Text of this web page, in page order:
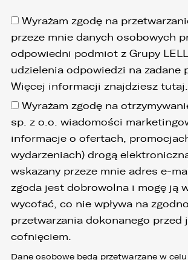
Wyrażam zgodę na
przeze mnie danych osobowych
odpowiedni podmiot z Grupy
udzielenia odpowiedzi na zadane
Więcej informacji znajdziesz tutaj.
Wyrażam zgodę na
sp. z o.o. wiadomości
informacje o ofertach,
wydarzeniach) drogą
wskazany przeze mnie adres e-
zgoda jest dobrowolna i mogę ją
wycofać, co nie wpływa na
przetwarzania dokonanego przed
cofnięciem.
Dane osobowe będą przetwarzane w celu